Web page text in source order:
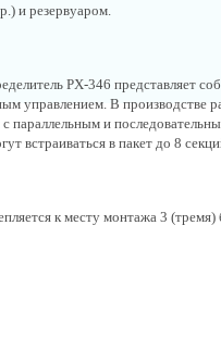
и резервуаром.
PX-346 представляет
управлением. В производстве
параллельным и
встраиваться в пакет до 8
к месту монтажа 3